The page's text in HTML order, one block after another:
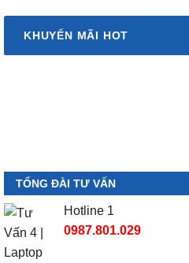
KHUYẾN MÃI HOT
TỔNG ĐÀI TƯ VẤN
Hotline 1
0987.801.029